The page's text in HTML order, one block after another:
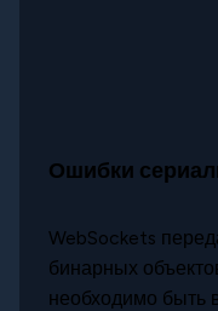
Ошибки
WebSockets
бинарных
необходимо быть